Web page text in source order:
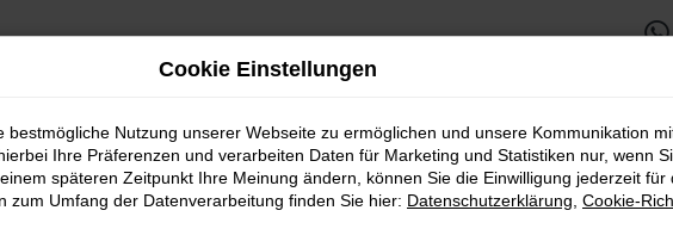
Cookie Einstellungen
bestmögliche Nutzung unserer Webseite zu ermöglichen und unsere Kommunikation
Ihre Präferenzen und verarbeiten Daten für Marketing und Statistiken nur, wenn
späteren Zeitpunkt Ihre Meinung ändern, können Sie die Einwilligung jederzeit für
zum Umfang der Datenverarbeitung finden Sie hier: Datenschutzerklärung Cookie-